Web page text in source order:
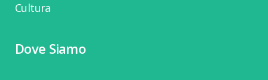
Cultura
Dove Siamo